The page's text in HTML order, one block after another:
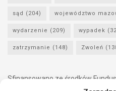
sąd (204) województwo
wydarzenie (209) wypadek
zatrzymanie (148) Zwoleń
Sfinansowano ze środków